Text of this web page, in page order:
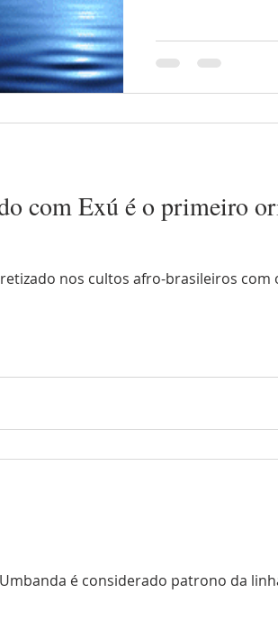
com Exú é o primeiro
nos cultos afro-brasileiros com
Umbanda é considerado patrono da